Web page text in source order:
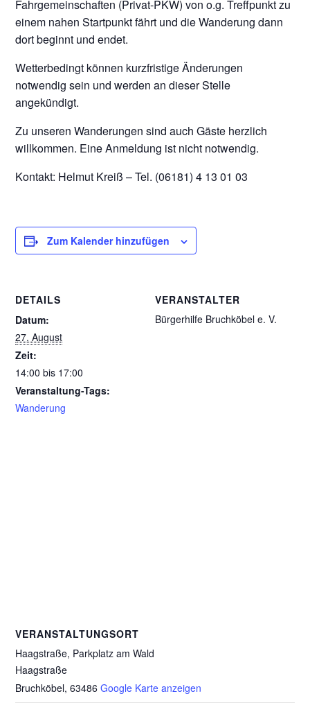
Fahrgemeinschaften (Privat-PKW) von o.g. Treffpunkt zu
einem nahen Startpunkt fährt und die Wanderung dann
dort beginnt und endet.
Wetterbedingt können kurzfristige Änderungen
notwendig sein und werden an dieser Stelle
angekündigt.
Zu unseren Wanderungen sind auch Gäste herzlich
willkommen. Eine Anmeldung ist nicht notwendig.
Kontakt: Helmut Kreiß – Tel. (06181) 4 13 01 03
Zum Kalender hinzufügen
DETAILS
Datum:
27. August
Zeit:
14:00 bis 17:00
Veranstaltung-Tags:
Wanderung
VERANSTALTER
Bürgerhilfe Bruchköbel e. V.
VERANSTALTUNGSORT
Haagstraße, Parkplatz am Wald
Haagstraße
Bruchköbel, 63486 Google Karte anzeigen